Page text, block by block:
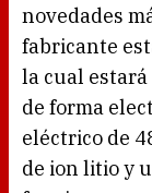
novedades
fabricante
la cual
de forma
eléctrico de
de ion litio y